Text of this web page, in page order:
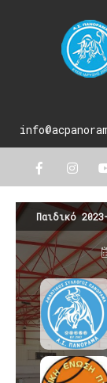
Παιδικό